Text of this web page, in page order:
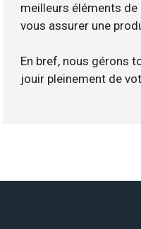
meilleurs éléments
vous assurer une
En bref, nous gérons
jouir pleinement de